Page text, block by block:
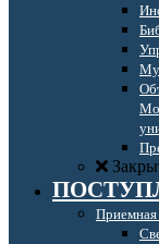
Приемная